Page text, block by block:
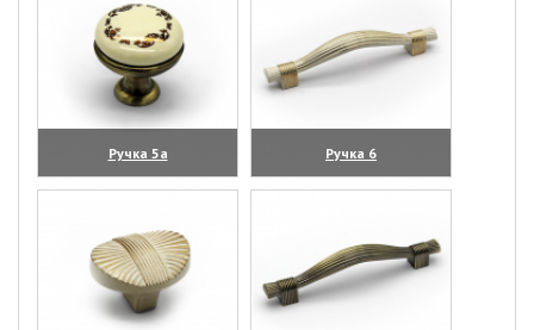
Ручка 5а
(увеличить)
Ручка 6
(увеличить)